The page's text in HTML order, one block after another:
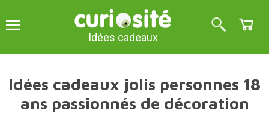
Idées cadeaux
Idées cadeaux jolis personnes 18
ans passionnés de décoration